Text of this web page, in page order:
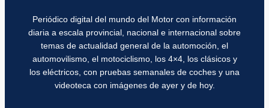
Periódico digital del mundo del Motor con información
diaria a escala provincial, nacional e internacional sobre
temas de actualidad general de la automoción, el
automovilismo, el motociclismo, los 4×4, los clásicos y
los eléctricos, con pruebas semanales de coches y una
videoteca con imágenes de ayer y de hoy.